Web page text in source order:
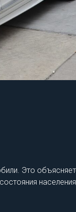
Это